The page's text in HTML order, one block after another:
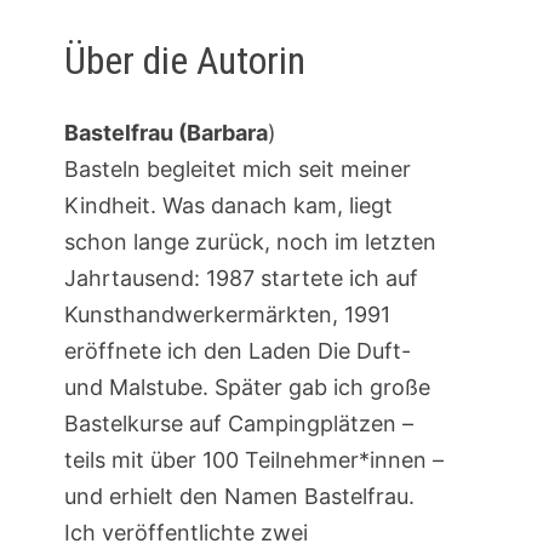
Über die Autorin
Bastelfrau (Barbara)
Basteln begleitet mich seit meiner
Kindheit. Was danach kam, liegt
schon lange zurück, noch im letzten
Jahrtausend: 1987 startete ich auf
Kunsthandwerkermärkten, 1991
eröffnete ich den Laden Die Duft-
und Malstube. Später gab ich große
Bastelkurse auf Campingplätzen –
teils mit über 100 Teilnehmer*innen –
und erhielt den Namen Bastelfrau.
Ich veröffentlichte zwei